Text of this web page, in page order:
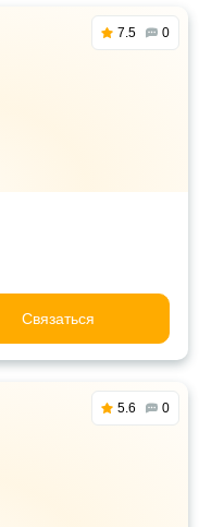
7.5 0
Связаться
5.6 0